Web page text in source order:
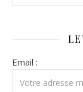
Email :